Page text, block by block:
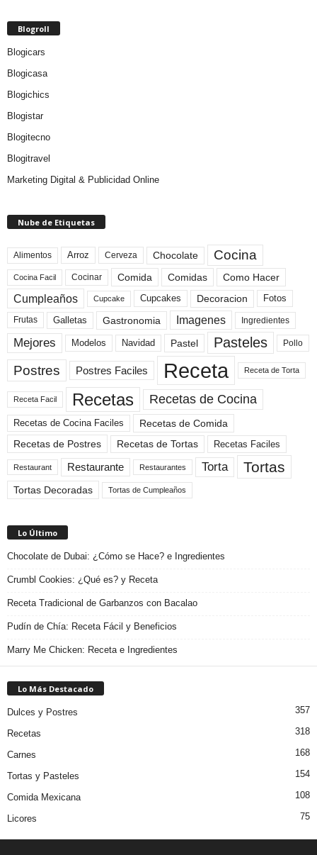
Blogroll
Blogicars
Blogicasa
Blogichics
Blogistar
Blogitecno
Blogitravel
Marketing Digital & Publicidad Online
Nube de Etiquetas
Alimentos Arroz Cerveza Chocolate Cocina
Cocina Facil Cocinar Comida Comidas Como Hacer
Cumpleaños Cupcake Cupcakes Decoracion Fotos
Frutas Galletas Gastronomia Imagenes Ingredientes
Mejores Modelos Navidad Pastel Pasteles Pollo
Postres Postres Faciles Receta Receta de Torta
Receta Facil Recetas Recetas de Cocina
Recetas de Cocina Faciles
Recetas de Comida
Recetas de Postres
Recetas de Tortas Recetas Faciles
Restaurant Restaurante Restaurantes Torta Tortas
Tortas Decoradas Tortas de Cumpleaños
Lo Último
Chocolate de Dubai: ¿Cómo se Hace? e Ingredientes
Crumbl Cookies: ¿Qué es? y Receta
Receta Tradicional de Garbanzos con Bacalao
Pudín de Chía: Receta Fácil y Beneficios
Marry Me Chicken: Receta e Ingredientes
Lo Más Destacado
Dulces y Postres 357
Recetas 318
Carnes 168
Tortas y Pasteles 154
Comida Mexicana 108
Licores 75